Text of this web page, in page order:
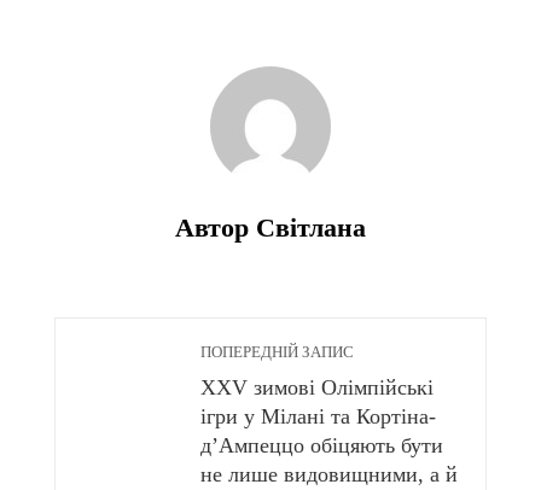
Автор Світлана
ПОПЕРЕДНІЙ ЗАПИС
XXV зимові Олімпійські
ігри у Мілані та Кортіна-
д’Ампеццо обіцяють бути
не лише видовищними, а й